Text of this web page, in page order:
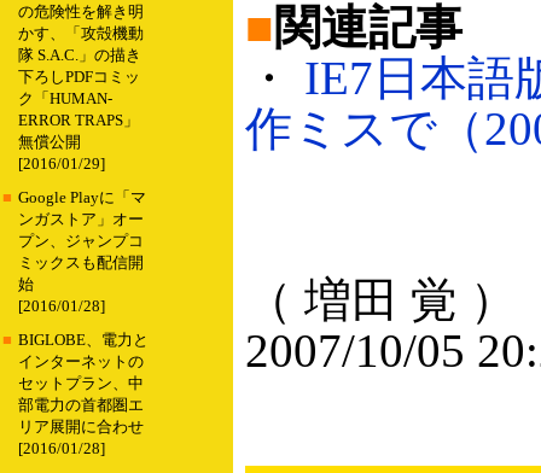
の危険性を解き明
かす、「攻殻機動
隊 S.A.C.」の描き
下ろしPDFコミッ
ク「HUMAN-
ERROR TRAPS」
無償公開
[2016/01/29]
■ Google Playに「マ
ンガストア」オー
プン、ジャンプコ
ミックスも配信開
始
[2016/01/28]
■ BIGLOBE、電力と
インターネットの
セットプラン、中
部電力の首都圏エ
リア展開に合わせ
[2016/01/28]
■関連記事
・ IE7日本語
作ミスで（
（ 増田 覚 ）
2007/10/05